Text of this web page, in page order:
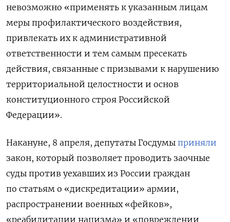
невозможно «применять к указанным лицам
меры профилактического воздействия,
привлекать их к административной
ответственности и тем самым пресекать
действия, связанные с призывами к нарушению
территориальной целостности и основ
конституционного строя Российской
Федерации».
Накануне, 8 апреля, депутаты Госдумы приняли
закон, который позволяет проводить заочные
суды против уехавших из России граждан
по статьям о «дискредитации» армии,
распространении военных «фейков»,
«реабилитации нацизма» и «повреждении